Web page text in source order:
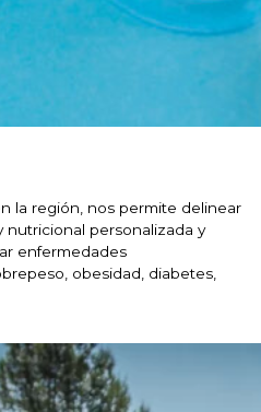
la región, nos permite delinear
nutricional personalizada y
enfermedades
obesidad, diabetes,